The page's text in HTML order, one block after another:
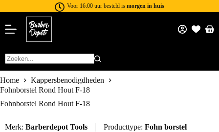
Voor 16:00 uur besteld is morgen in huis
Home
Kappersbenodigdheden
Fohnborstel Rond Hout F-18
Fohnborstel Rond Hout F-18
Merk: Barberdepot Tools Producttype: Fohn borstel